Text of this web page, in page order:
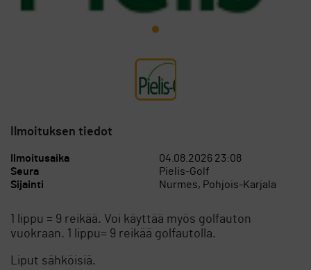
Ilmoituksen tiedot
Ilmoitusaika
04.08.2026 23:08
Seura
Pielis-Golf
Sijainti
Nurmes, Pohjois-Karjala
1 lippu = 9 reikää. Voi käyttää myös golfauton
vuokraan. 1 lippu= 9 reikää golfautolla.
Liput sähköisiä.